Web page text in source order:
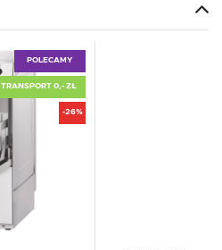
POLECAMY
TRANSPORT 0,- ZŁ
-26%